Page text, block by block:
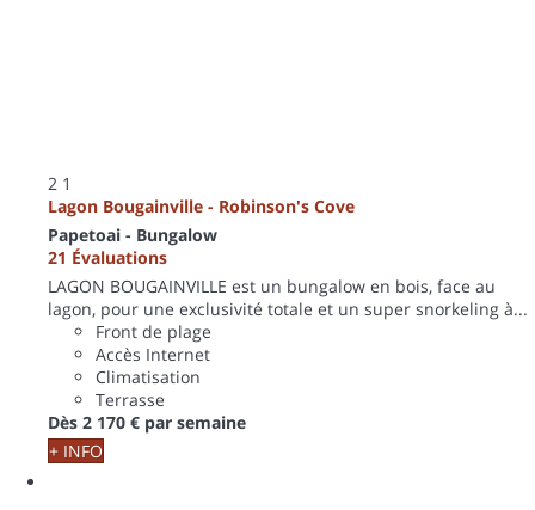
2 1
Lagon Bougainville - Robinson's Cove
Papetoai - Bungalow
21 Évaluations
LAGON BOUGAINVILLE est un bungalow en bois, face au
lagon, pour une exclusivité totale et un super snorkeling à...
Front de plage
Accès Internet
Climatisation
Terrasse
Dès 2 170 € par semaine
+ INFO